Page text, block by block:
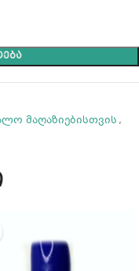
მაღაზიებისთვის ,